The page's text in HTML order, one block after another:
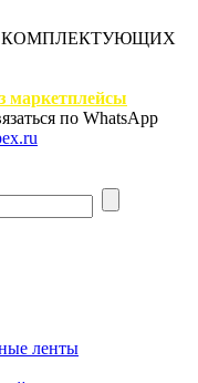
маркетплейсы
ленты